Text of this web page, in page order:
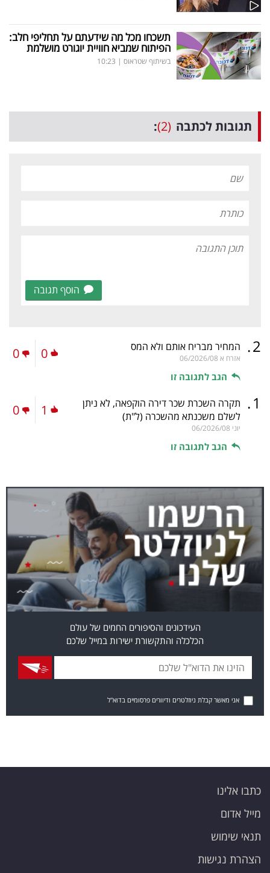
תשכחו מכל מה שידעתם על תחליפי חלב:
הפיתוח שמביא חוויית יוגורט מושלמת
בשיתוף שטראוס |
10:23
תגובות לכתבה (2)
:
הוסף תגובה
2
. המחיר מבריח אותם ולא המס
אזרח א 06/2026/08
הגב לתגובה זו
0
0
1
. תקרה השכרת שכר דירה הוקפאה, לא ניתן
לשלם משכנתא מהשכרה (ל"ת)
יוני 06/2026/08
הגב לתגובה זו
1
0
העידכונים והסיפורים החמים של עולם
הכלכלה והתקשורת ישירות במייל שלכם
אני מאשר קבלת ניוזלטרים ודיוורים פרסומיים בדוא"ל
כתבו אלינו
מייל אדום
תנאי שימוש
הצהרת נגישות